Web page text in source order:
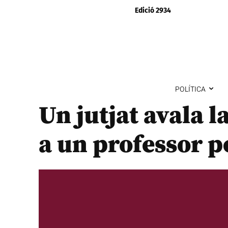
Edició 2934
POLÍTICA
Un jutjat avala
a un professor